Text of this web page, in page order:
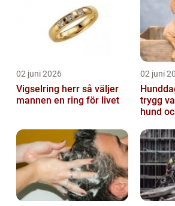
02 juni 2026
Vigselring herr så väljer
mannen en ring för livet
02 juni
trygg
hund